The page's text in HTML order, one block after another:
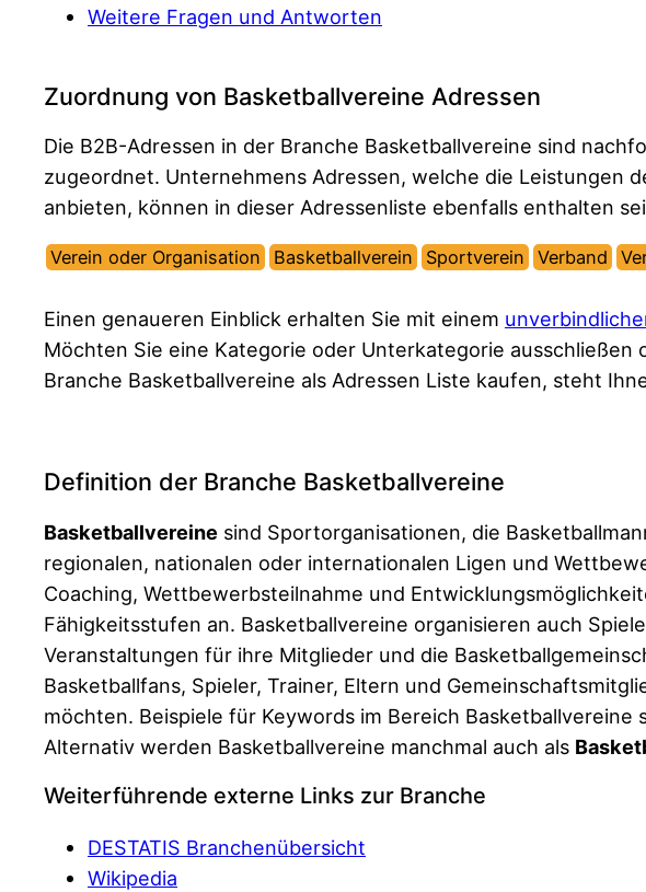
Weitere Fragen und Antworten
Zuordnung von Basketballvereine Adressen
Die B2B-Adressen in der Branche Basketballvereine sind
zugeordnet. Unternehmens Adressen, welche die Leistungen
anbieten, können in dieser Adressenliste ebenfalls enthalten
Verein oder Organisation Basketballverein Sportverein Verband
Einen genaueren Einblick erhalten Sie mit einem
Möchten Sie eine Kategorie oder Unterkategorie
Branche Basketballvereine als Adressen Liste kaufen, steht
Definition der Branche Basketballvereine
Basketballvereine sind Sportorganisationen, die
regionalen, nationalen oder internationalen Ligen und
Coaching, Wettbewerbsteilnahme und
Fähigkeitsstufen an. Basketballvereine organisieren auch
Veranstaltungen für ihre Mitglieder und die
Basketballfans, Spieler, Trainer, Eltern und
möchten. Beispiele für Keywords im Bereich Basketballvereine
Alternativ werden Basketballvereine manchmal auch als
Weiterführende externe Links zur Branche
DESTATIS Branchenübersicht
Wikipedia